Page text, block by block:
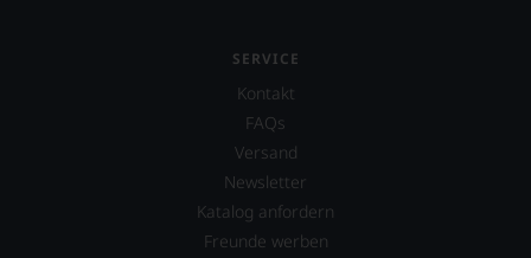
SERVICE
Kontakt
FAQs
Versand
Newsletter
Katalog anfordern
Freunde werben